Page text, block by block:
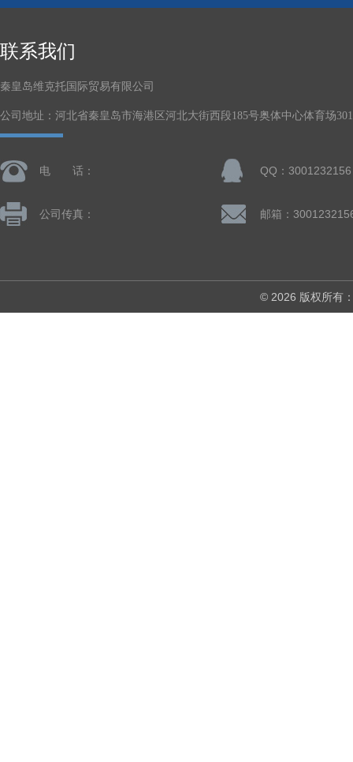
联系我们
秦皇岛维克托国际贸易有限公司
公司地址：河北省秦皇岛市海港区河北大街西段185号奥体中心体育场
电 话： QQ：3001232156
公司传真： 邮箱：
© 2026 版权所有